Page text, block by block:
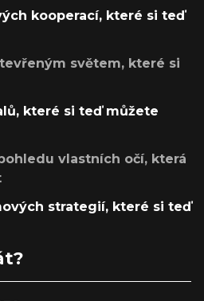
kooperací, které si teď
světem, které si
které si teď můžete
vlastních očí, která
strategií, které si teď